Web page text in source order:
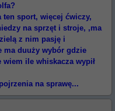
sport, więcej ćwiczy,
na sprzęt i stroje, ,ma
z nim pasję i
ma duuży wybór gdzie
ile whiskacza wypił
na sprawę...